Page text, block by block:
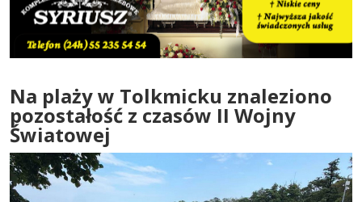
Na plaży w Tolkmicku znaleziono
pozostałość z czasów II Wojny
Światowej